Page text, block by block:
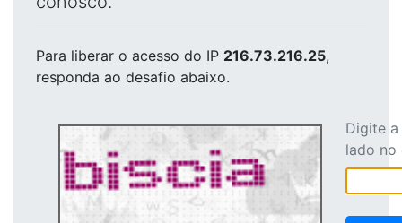
Para liberar o acesso do IP 216.73.216.25,
responda ao desafio abaixo.
Digite
lado no